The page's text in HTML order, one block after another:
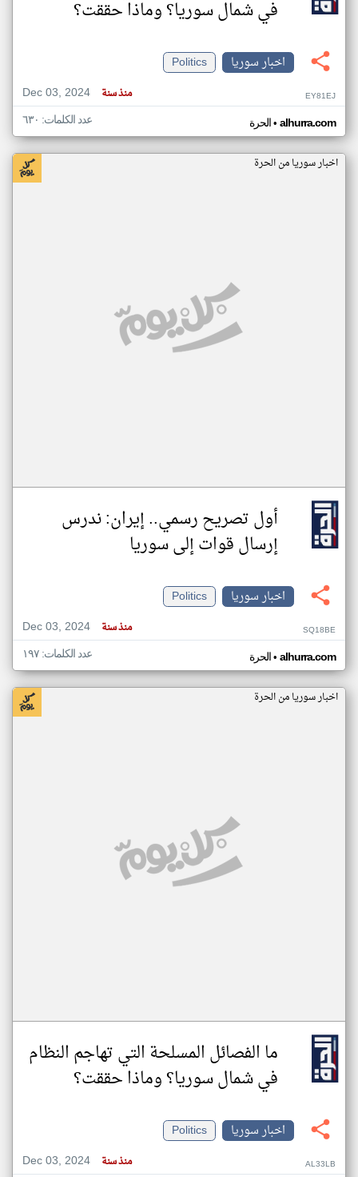
في شمال سوريا؟ وماذا حققت؟
اخبار سوريا
Politics
Dec 03, 2024
منذ سنة EY81EJ
الحرة• alhurra.com عدد الكلمات: ٦٣٠
اخبار سوريا من الحرة
أول تصريح رسمي.. إيران: ندرس
إرسال قوات إلى سوريا
اخبار سوريا
Politics
Dec 03, 2024
منذ سنة SQ18BE
الحرة• alhurra.com عدد الكلمات: ١٩٧
اخبار سوريا من الحرة
ما الفصائل المسلحة التي تهاجم النظام
في شمال سوريا؟ وماذا حققت؟
اخبار سوريا
Politics
Dec 03, 2024
منذ سنة AL33LB